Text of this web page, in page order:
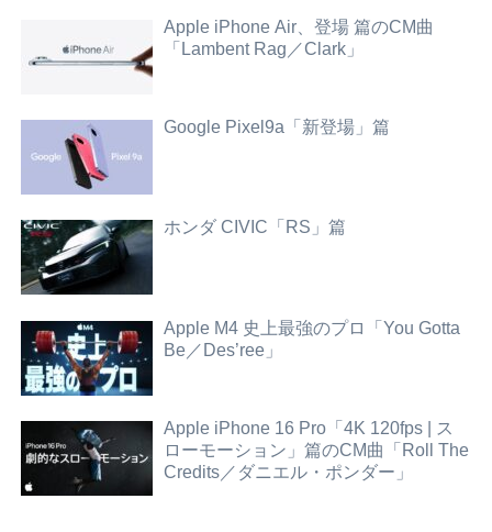
Apple iPhone Air、登場 篇のCM曲
「Lambent Rag／Clark」
Google Pixel9a「新登場」篇
ホンダ CIVIC「RS」篇
Apple M4 史上最強のプロ「You Gotta
Be／Des’ree」
Apple iPhone 16 Pro「4K 120fps | ス
ローモーション」篇のCM曲「Roll The
Credits／ダニエル・ポンダー」